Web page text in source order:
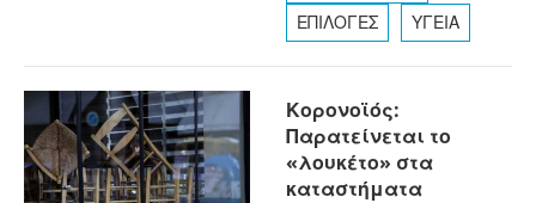
ΕΠΙΛΟΓΕΣ
ΥΓΕΙΑ
Κορονοϊός:
Παρατείνεται το
«λουκέτο» στα
καταστήματα